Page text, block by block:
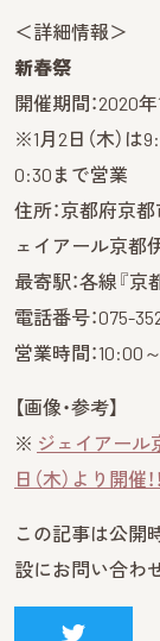
＜詳細情報＞
新春祭
開催期間：2020年
※1月2日（木）は
0:30まで営業
住所：京都府京
ェイアール京都
最寄駅：各線『京
電話番号：075-
営業時間：10:00
【画像・参考】
※ ジェイアール
日（木）より開催
この記事は公開
設にお問い合わ